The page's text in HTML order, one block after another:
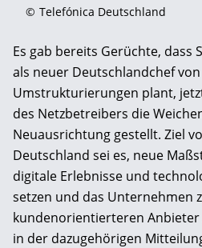
© Telefónica Deutschland
Es gab bereits Gerüchte, dass
als neuer Deutschlandchef
Umstrukturierungen plant,
des Netzbetreibers die
Neuausrichtung gestellt. Ziel
Deutschland sei es, neue
digitale Erlebnisse und
setzen und das Unternehmen
kundenorientierteren Anbieter
in der dazugehörigen